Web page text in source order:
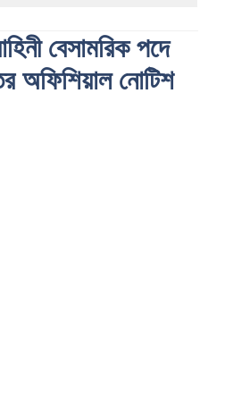
বেসামরিক পদে
অফিশিয়াল নোটিশ